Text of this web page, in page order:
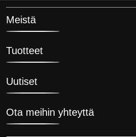
Meistä
Tuotteet
Uutiset
Ota meihin yhteyttä